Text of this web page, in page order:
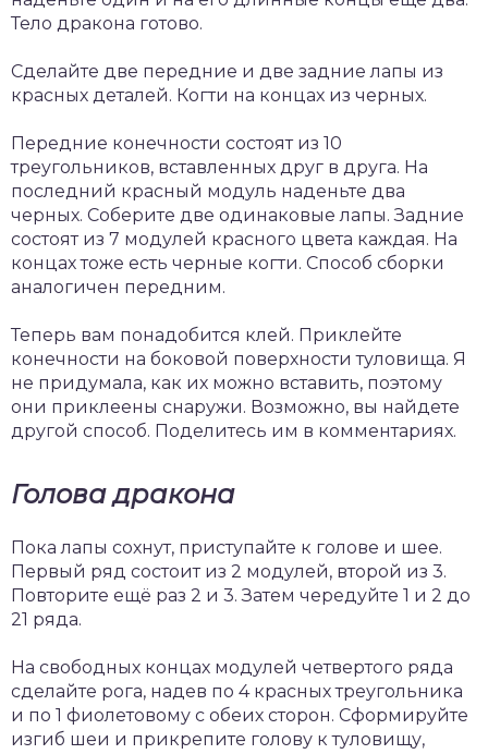
Тело дракона готово.
Сделайте две передние и две задние лапы из
красных деталей. Когти на концах из черных.
Передние конечности состоят из 10
треугольников, вставленных друг в друга. На
последний красный модуль наденьте два
черных. Соберите две одинаковые лапы. Задние
состоят из 7 модулей красного цвета каждая. На
концах тоже есть черные когти. Способ сборки
аналогичен передним.
Теперь вам понадобится клей. Приклейте
конечности на боковой поверхности туловища. Я
не придумала, как их можно вставить, поэтому
они приклеены снаружи. Возможно, вы найдете
другой способ. Поделитесь им в комментариях.
Голова дракона
Пока лапы сохнут, приступайте к голове и шее.
Первый ряд состоит из 2 модулей, второй из 3.
Повторите ещё раз 2 и 3. Затем чередуйте 1 и 2 до
21 ряда.
На свободных концах модулей четвертого ряда
сделайте рога, надев по 4 красных треугольника
и по 1 фиолетовому с обеих сторон. Сформируйте
изгиб шеи и прикрепите голову к туловищу,